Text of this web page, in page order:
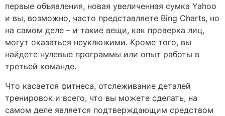
первые объявления, новая увеличенная сумка Yahoo
и вы, возможно, часто представляете Bing Charts, но
на самом деле – и такие вещи, как проверка лиц,
могут оказаться неуклюжими. Кроме того, вы
найдете нулевые программы или опыт работы в
третьей команде.
Что касается фитнеса, отслеживание деталей
тренировок и всего, что вы можете сделать, на
самом деле является подтверждающим средством